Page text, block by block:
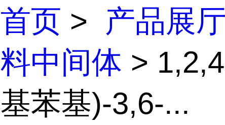
首页 > 产品展厅
料中间体 >
基苯基)-3,6-...